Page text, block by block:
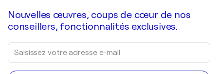
Nouvelles œuvres, coups de cœur de nos
conseillers, fonctionnalités exclusives.